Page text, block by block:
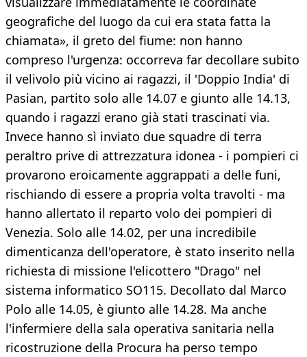
geografiche del luogo da cui era stata fatta la
chiamata», il greto del fiume: non hanno
compreso l'urgenza: occorreva far decollare subito
il velivolo più vicino ai ragazzi, il 'Doppio India' di
Pasian, partito solo alle 14.07 e giunto alle 14.13,
quando i ragazzi erano già stati trascinati via.
Invece hanno sì inviato due squadre di terra
peraltro prive di attrezzatura idonea - i pompieri ci
provarono eroicamente aggrappati a delle funi,
rischiando di essere a propria volta travolti - ma
hanno allertato il reparto volo dei pompieri di
Venezia. Solo alle 14.02, per una incredibile
dimenticanza dell'operatore, è stato inserito nella
richiesta di missione l'elicottero "Drago" nel
sistema informatico SO115. Decollato dal Marco
Polo alle 14.05, è giunto alle 14.28. Ma anche
l'infermiere della sala operativa sanitaria nella
ricostruzione della Procura ha perso tempo